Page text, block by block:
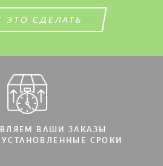
ЭТО СДЕЛАТЬ
ВАШИ ЗАКАЗЫ
СРОКИ
СО МНОЙ
на вашем языке
СО МНОЙ
на вашем языке